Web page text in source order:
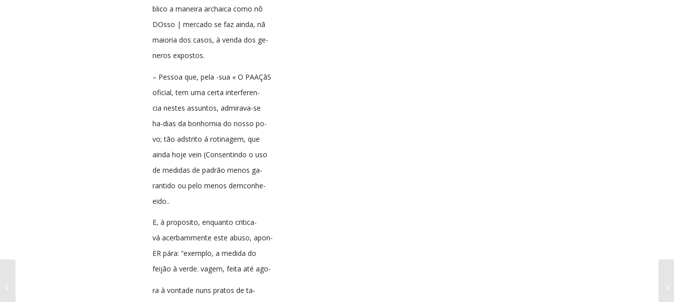
blico a maneira archaica como nô
DOsso | mercado se faz ainda, nã
maioria dos casos, à venda dos ge-
neros expostos.
– Pessoa que, pela -sua « O PAAÇãS
oficial, tem uma certa interferen-
cia nestes assuntos, admirava-se
ha-dias da bonhomia do nosso po-
vo; tão adstrito á rotinagem, que
ainda hoje vein (Consentindo o uso
de medidas de padrão menos ga-
rantido ou pelo menos demconhe-
eido..
E, à proposito, enquanto critica-
vá acerbammente este abuso, apon-
ER pára: “exemplo, a medida do
feijão à verde. vagem, feita até ago-
ra à vontade nuns pratos de ta-